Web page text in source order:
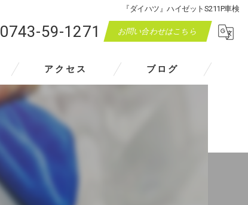
『ダイハツ』ハイゼットS211P車検
0743-59-1271 お問い合わせはこちら
アクセス
マスダモータース
ブログ